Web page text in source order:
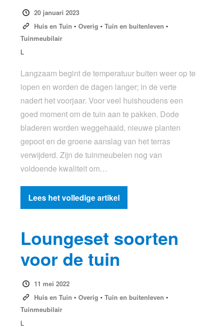
20 januari 2023
Huis en Tuin • Overig • Tuin en buitenleven •
Tuinmeubilair
L
Langzaam begint de temperatuur buiten weer op te
lopen en worden de dagen langer; in de verte
nadert het voorjaar. Voor veel huishoudens een
goed moment om de tuin aan te pakken. Dode
bladeren worden weggehaald, nieuwe planten
gepoot en de groene aanslag van het terras
verwijderd. Zijn de tuinmeubelen nog van
voldoende kwaliteit om…
Lees het volledige artikel
Loungeset soorten
voor de tuin
11 mei 2022
Huis en Tuin • Overig • Tuin en buitenleven •
Tuinmeubilair
L